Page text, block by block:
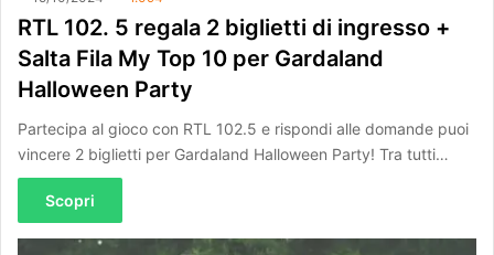
RTL 102. 5 regala 2 biglietti di ingresso +
Salta Fila My Top 10 per Gardaland
Halloween Party
Partecipa al gioco con RTL 102.5 e rispondi alle domande puoi
vincere 2 biglietti per Gardaland Halloween Party! Tra tutti…
Scopri